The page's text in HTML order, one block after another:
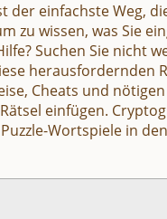
einfachste Weg,
zu wissen, was Sie
Suchen Sie nicht
herausfordernden
Cheats und
einfügen.
Wortspiele in